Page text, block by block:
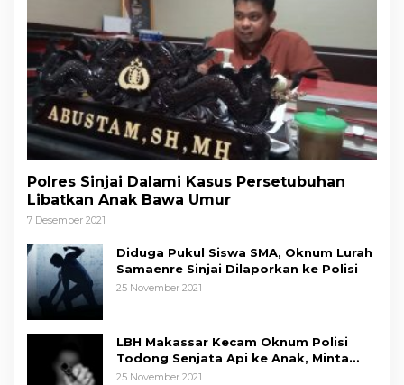
Polres Sinjai Dalami Kasus Persetubuhan
Libatkan Anak Bawa Umur
7 Desember 2021
Diduga Pukul Siswa SMA, Oknum Lurah
Samaenre Sinjai Dilaporkan ke Polisi
25 November 2021
LBH Makassar Kecam Oknum Polisi
Todong Senjata Api ke Anak, Minta
Kapolda Sulsel Tindak Tegas
25 November 2021